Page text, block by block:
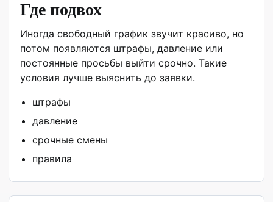
Где подвох
Иногда свободный график звучит красиво, но
потом появляются штрафы, давление или
постоянные просьбы выйти срочно. Такие
условия лучше выяснить до заявки.
штрафы
давление
срочные смены
правила